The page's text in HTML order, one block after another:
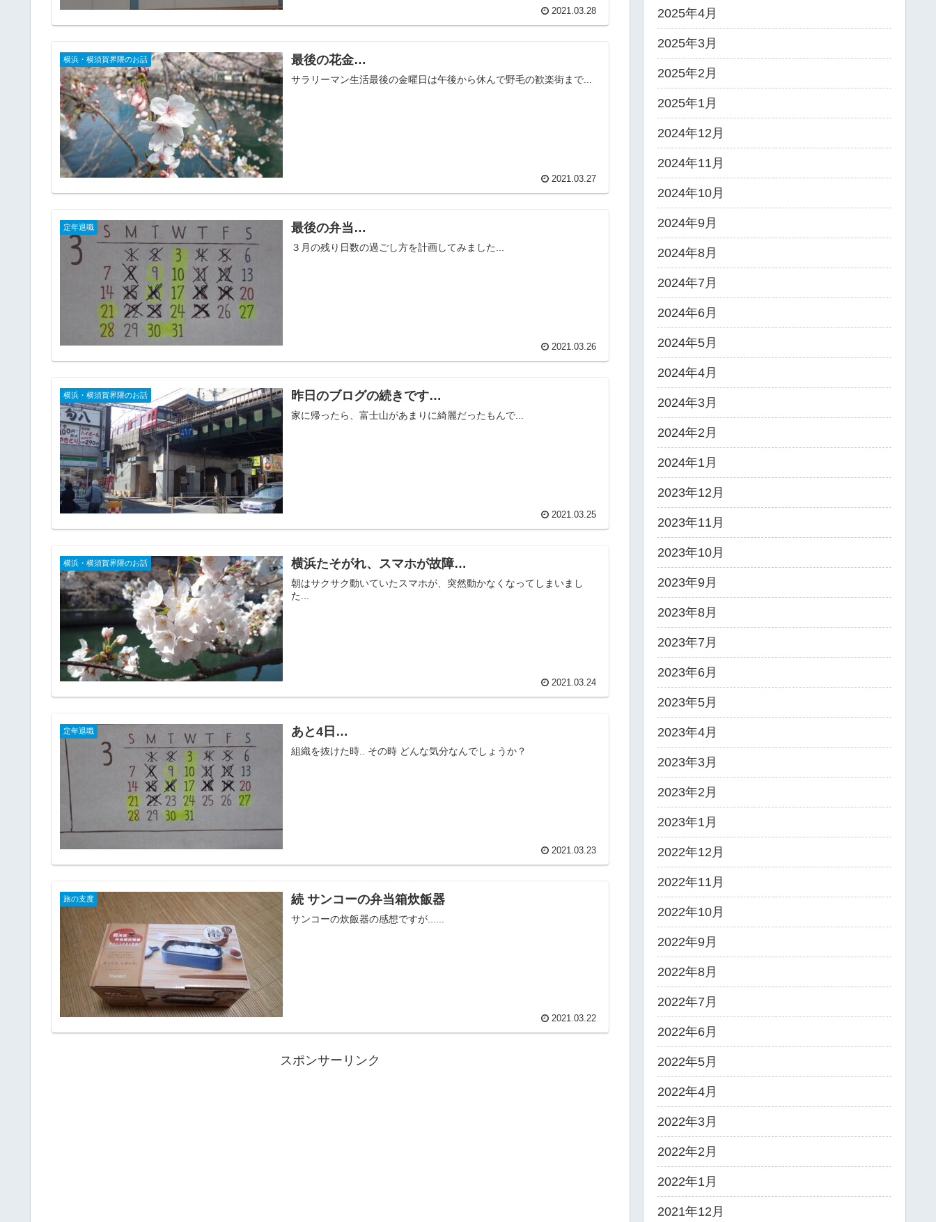
2021.03.28
横浜・横須賀界隈のお話 最後の花金…
サラリーマン生活最後の金曜日は午後から休んで野毛の歓楽街まで...
2021.03.27
定年退職 最後の弁当…
３月の残り日数の過ごし方を計画してみました...
2021.03.26
横浜・横須賀界隈のお話 昨日のブログの続きです…
家に帰ったら、富士山があまりに綺麗だったもんで...
2021.03.25
横浜・横須賀界隈のお話 横浜たそがれ、スマホが故障…
朝はサクサク動いていたスマホが、突然動かなくなってしまいまし
た...
2021.03.24
定年退職 あと4日…
組織を抜けた時.. その時 どんな気分なんでしょうか？
2021.03.23
旅の支度 続 サンコーの弁当箱炊飯器
サンコーの炊飯器の感想ですが......
2021.03.22
スポンサーリンク
2025年4月
2025年3月
2025年2月
2025年1月
2024年12月
2024年11月
2024年10月
2024年9月
2024年8月
2024年7月
2024年6月
2024年5月
2024年4月
2024年3月
2024年2月
2024年1月
2023年12月
2023年11月
2023年10月
2023年9月
2023年8月
2023年7月
2023年6月
2023年5月
2023年4月
2023年3月
2023年2月
2023年1月
2022年12月
2022年11月
2022年10月
2022年9月
2022年8月
2022年7月
2022年6月
2022年5月
2022年4月
2022年3月
2022年2月
2022年1月
2021年12月